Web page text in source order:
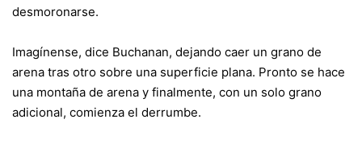
desmoronarse.
Imagínense, dice Buchanan, dejando caer un grano de
arena tras otro sobre una superficie plana. Pronto se hace
una montaña de arena y finalmente, con un solo grano
adicional, comienza el derrumbe.